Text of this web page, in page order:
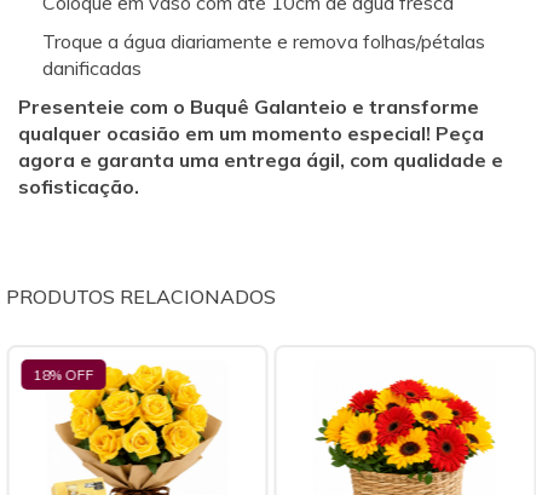
Troque a água diariamente e remova folhas/pétalas
danificadas
Presenteie com o Buquê Galanteio e transforme
qualquer ocasião em um momento especial! Peça
agora e garanta uma entrega ágil, com qualidade e
sofisticação.
PRODUTOS RELACIONADOS
18% OFF